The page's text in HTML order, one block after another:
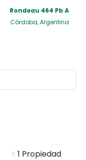
Rondeau 464 Pb A
Córdoba, Argentina
1 Propiedad